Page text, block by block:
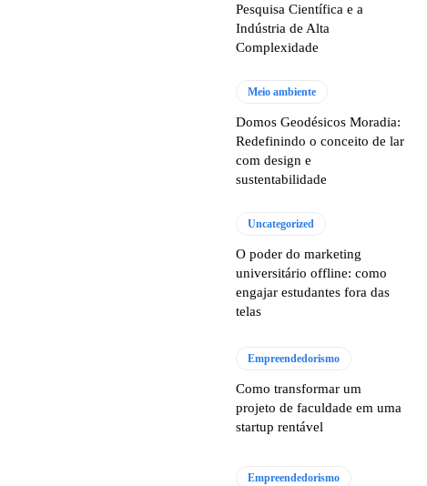
Pesquisa Científica e a
Indústria de Alta
Complexidade
Meio ambiente
Domos Geodésicos Moradia:
Redefinindo o conceito de lar
com design e
sustentabilidade
Uncategorized
O poder do marketing
universitário offline: como
engajar estudantes fora das
telas
Empreendedorismo
Como transformar um
projeto de faculdade em uma
startup rentável
Empreendedorismo